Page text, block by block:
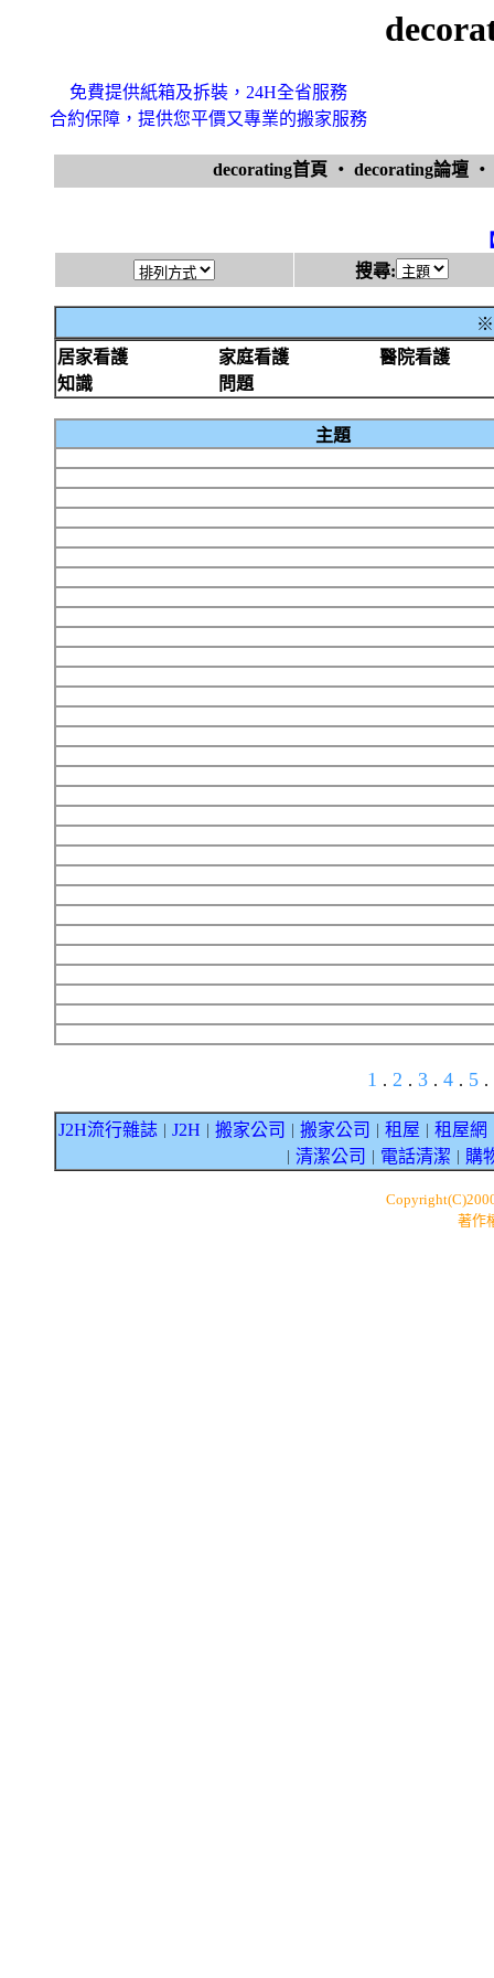
免費提供紙箱及拆裝，24H全省服務
合約保障，提供您平價又專業的搬家服務
decorating首頁 ‧ decorating論壇 ‧
搜尋:
※
居家看護
家庭看護
醫院看護
知識
問題
主題
1 . 2 . 3 . 4 . 5 .
J2H流行雜誌 J2H 搬家公司 搬家公司 租屋 租屋網
清潔公司 電話清潔 購
著作